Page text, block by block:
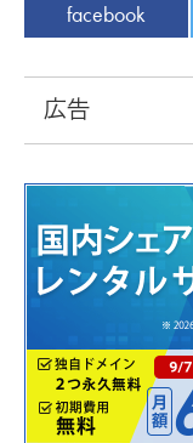
facebook
広告